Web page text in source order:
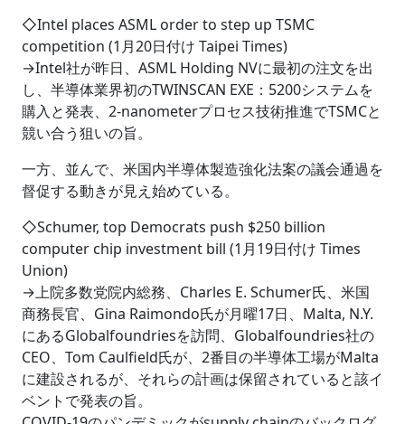
◇Intel places ASML order to step up TSMC
competition (1月20日付け Taipei Times)
→Intel社が昨日、ASML Holding NVに最初の注文を出
し、半導体業界初のTWINSCAN EXE：5200システムを
購入と発表、2-nanometerプロセス技術推進でTSMCと
競い合う狙いの旨。
一方、並んで、米国内半導体製造強化法案の議会通過を
督促する動きが見え始めている。
◇Schumer, top Democrats push $250 billion
computer chip investment bill (1月19日付け Times
Union)
→上院多数党院内総務、Charles E. Schumer氏、米国
商務長官、Gina Raimondo氏が月曜17日、Malta, N.Y.
にあるGlobalfoundriesを訪問、Globalfoundries社の
CEO、Tom Caulfield氏が、2番目の半導体工場がMalta
に建設されるが、それらの計画は保留されていると該イ
ベントで発表の旨。